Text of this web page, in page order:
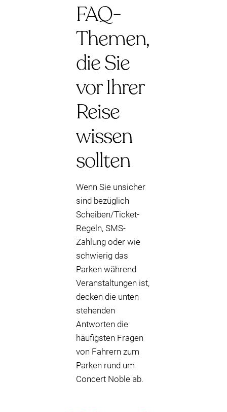
FAQ-
Themen,
die Sie
vor Ihrer
Reise
wissen
sollten
Wenn Sie unsicher
sind bezüglich
Scheiben/Ticket-
Regeln, SMS-
Zahlung oder wie
schwierig das
Parken während
Veranstaltungen ist,
decken die unten
stehenden
Antworten die
häufigsten Fragen
von Fahrern zum
Parken rund um
Concert Noble ab.